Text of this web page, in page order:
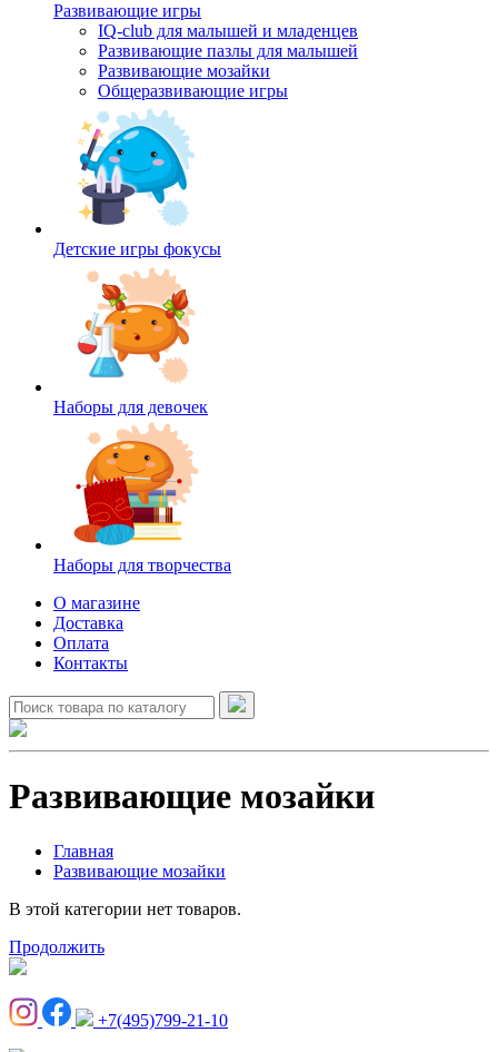
Развивающие игры
IQ-club для малышей и младенцев
Развивающие пазлы для малышей
Развивающие мозайки
Общеразвивающие игры
Детские игры фокусы
Наборы для девочек
Наборы для творчества
О магазине
Доставка
Оплата
Контакты
Развивающие мозайки
Главная
Развивающие мозайки
В этой категории нет товаров.
Продолжить
+7(495)799-21-10